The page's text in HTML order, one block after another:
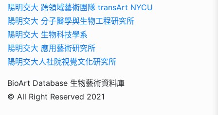
陽明交大 跨領域藝術團隊 transArt NYCU
陽明交大 分子醫學與生物工程研究所
陽明交大 生物科技學系
陽明交大 應用藝術研究所
陽明交大人社院視覺文化研究所
BioArt Database 生物藝術資料庫
© All Right Reserved 2021